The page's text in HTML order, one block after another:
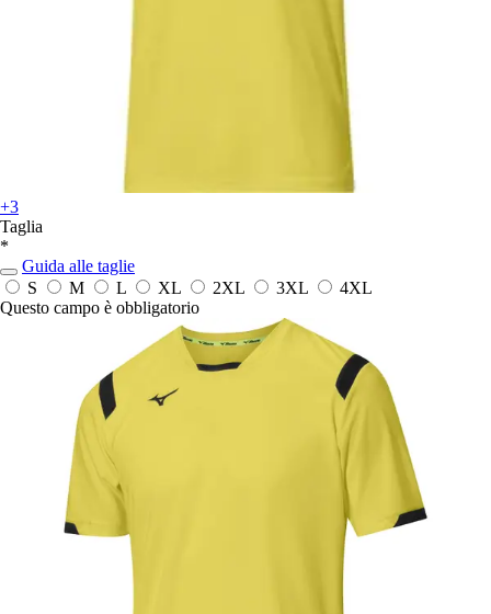
+3
Taglia
*
Guida alle taglie
S
M L XL 2XL 3XL
4XL
Questo campo è obbligatorio